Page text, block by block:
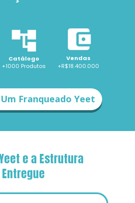
Catálogo
Vendas
+R$18.400.000
+1000 Produtos
Franqueado Yeet
e a Estrutura
Entregue